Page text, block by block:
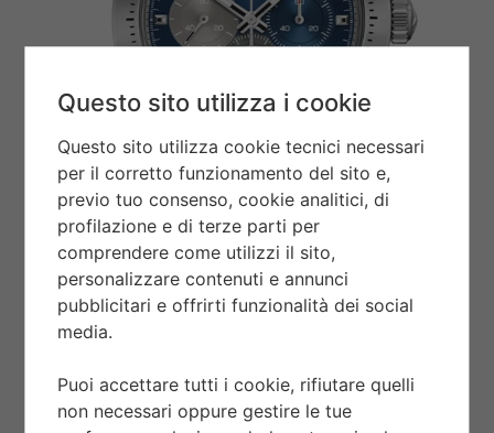
CHRONOMASTER SPORT
Questo sito utilizza i cookie
Questo sito utilizza cookie tecnici necessari
per il corretto funzionamento del sito e,
previo tuo consenso, cookie analitici, di
profilazione e di terze parti per
comprendere come utilizzi il sito,
personalizzare contenuti e annunci
pubblicitari e offrirti funzionalità dei social
media.
Puoi accettare tutti i cookie, rifiutare quelli
non necessari oppure gestire le tue